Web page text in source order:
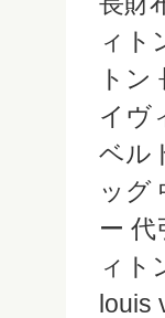
ィト
トン
イヴ
ベル
ッグ
ー
ィト
louis